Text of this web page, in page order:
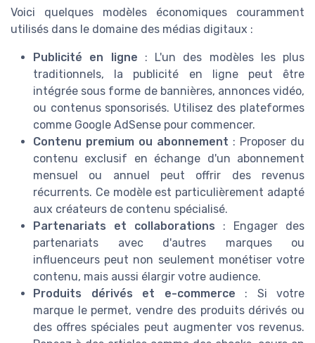
Voici quelques modèles économiques couramment
utilisés dans le domaine des médias digitaux :
Publicité en ligne : L'un des modèles les plus
traditionnels, la publicité en ligne peut être
intégrée sous forme de bannières, annonces vidéo,
ou contenus sponsorisés. Utilisez des plateformes
comme Google AdSense pour commencer.
Contenu premium ou abonnement : Proposer du
contenu exclusif en échange d'un abonnement
mensuel ou annuel peut offrir des revenus
récurrents. Ce modèle est particulièrement adapté
aux créateurs de contenu spécialisé.
Partenariats et collaborations : Engager des
partenariats avec d'autres marques ou
influenceurs peut non seulement monétiser votre
contenu, mais aussi élargir votre audience.
Produits dérivés et e-commerce : Si votre
marque le permet, vendre des produits dérivés ou
des offres spéciales peut augmenter vos revenus.